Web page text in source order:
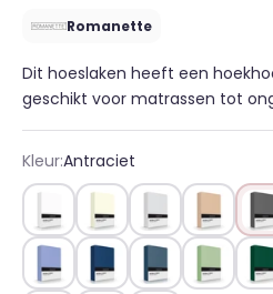
Romanette
Dit hoeslaken heeft een
geschikt voor matrassen tot
Kleur:Antraciet
Ivoor Silver Camel
LavendelMarine Teal Dusty